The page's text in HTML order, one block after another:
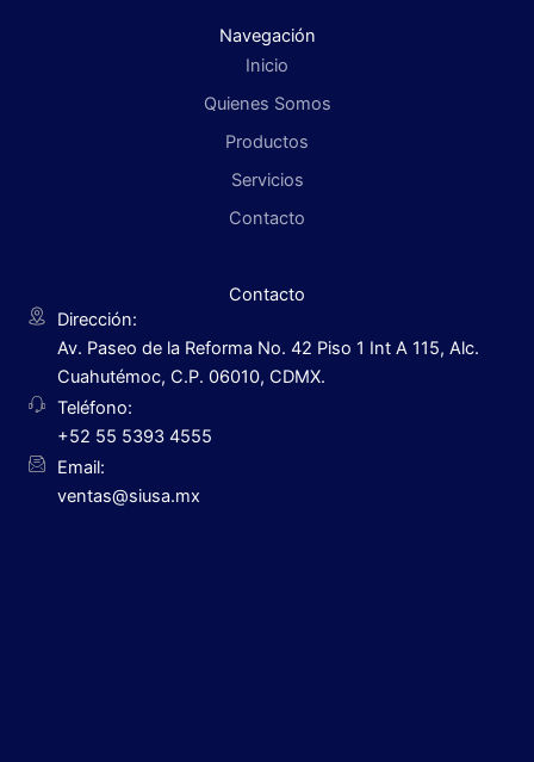
Navegación
Inicio
Quienes Somos
Productos
Servicios
Contacto
Contacto
Dirección:
Av. Paseo de la Reforma No. 42 Piso 1 Int A 115, Alc.
Cuahutémoc, C.P. 06010, CDMX.
Teléfono:
+52 55 5393 4555
Email:
ventas@siusa.mx